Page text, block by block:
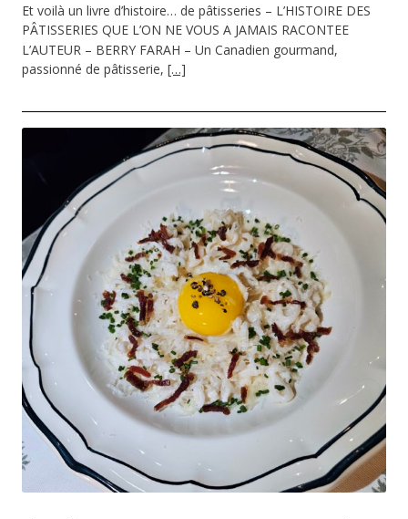
Et voilà un livre d’histoire… de pâtisseries – L’HISTOIRE DES
PÂTISSERIES QUE L’ON NE VOUS A JAMAIS RACONTEE
L’AUTEUR – BERRY FARAH – Un Canadien gourmand,
passionné de pâtisserie, […]